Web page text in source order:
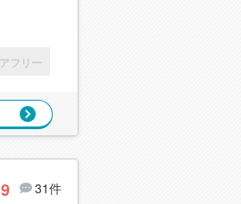
フリー
31件